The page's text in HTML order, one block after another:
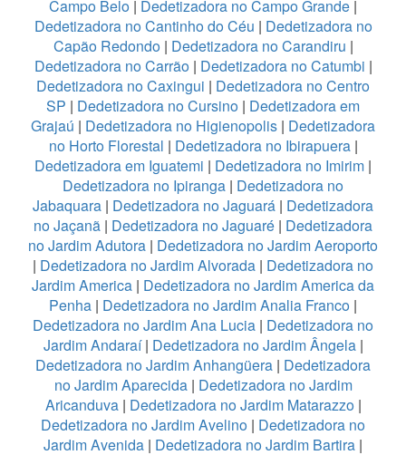
Campo Belo | Dedetizadora no Campo Grande |
Dedetizadora no Cantinho do Céu | Dedetizadora no
Capão Redondo| Dedetizadora no Carandiru |
Dedetizadora no Carrão| Dedetizadora no Catumbi |
Dedetizadora no Caxingui | Dedetizadora no Centro
SP | Dedetizadora no Cursino | Dedetizadora em
Grajaú | Dedetizadora no Higienopolis | Dedetizadora
no Horto Florestal | Dedetizadora no Ibirapuera|
Dedetizadora em Iguatemi | Dedetizadora no Imirim |
Dedetizadora no Ipiranga | Dedetizadora no
Jabaquara | Dedetizadora no Jaguará | Dedetizadora
no Jaçanã | Dedetizadora no Jaguaré | Dedetizadora
no Jardim Adutora | Dedetizadora no Jardim Aeroporto
| Dedetizadora no Jardim Alvorada | Dedetizadora no
Jardim America | Dedetizadora no Jardim America da
Penha | Dedetizadora no Jardim Analia Franco |
Dedetizadora no Jardim Ana Lucia | Dedetizadora no
Jardim Andaraí| Dedetizadora no Jardim Ângela|
Dedetizadora no Jardim Anhangüera | Dedetizadora
no Jardim Aparecida| Dedetizadora no Jardim
Aricanduva| Dedetizadora no Jardim Matarazzo|
Dedetizadora no Jardim Avelino | Dedetizadora no
Jardim Avenida | Dedetizadora no Jardim Bartira |